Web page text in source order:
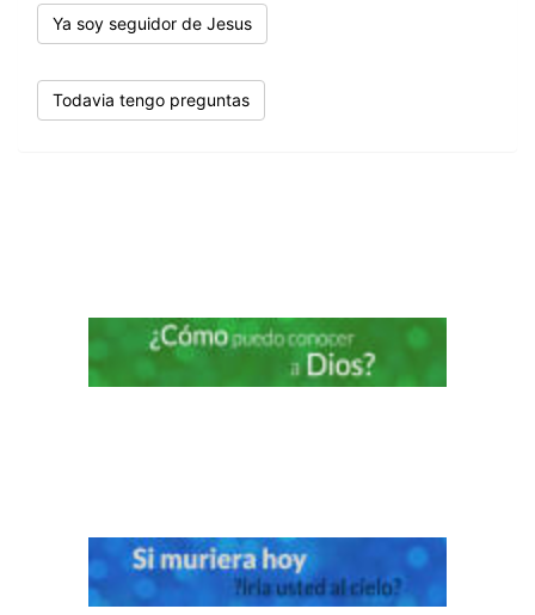
Ya soy seguidor de Jesus
Todavia tengo preguntas